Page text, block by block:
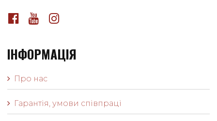
ІНФОРМАЦІЯ
Про нас
Гарантія, умови співпраці